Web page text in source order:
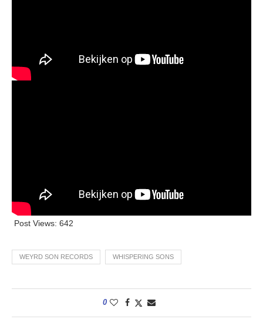
Post Views: 642
WEYRD SON RECORDS WHISPERING SONS
0